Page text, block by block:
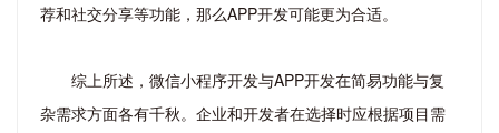
荐和社交分享等功能，那么APP开发可能更为合适。
综上所述，微信小程序开发与APP开发在简易功能与复
杂需求方面各有千秋。企业和开发者在选择时应根据项目需